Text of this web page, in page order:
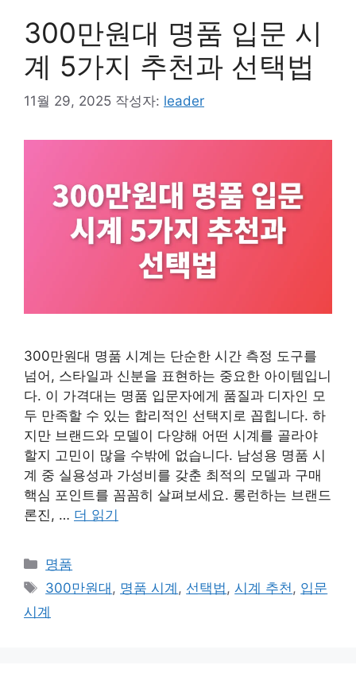
300만원대 명품 입문 시
계 5가지 추천과 선택법
11월 29, 2025 작성자: leader
300만원대 명품 시계는 단순한 시간 측정 도구를
넘어, 스타일과 신분을 표현하는 중요한 아이템입니
다. 이 가격대는 명품 입문자에게 품질과 디자인 모
두 만족할 수 있는 합리적인 선택지로 꼽힙니다. 하
지만 브랜드와 모델이 다양해 어떤 시계를 골라야
할지 고민이 많을 수밖에 없습니다. 남성용 명품 시
계 중 실용성과 가성비를 갖춘 최적의 모델과 구매
핵심 포인트를 꼼꼼히 살펴보세요. 롱런하는 브랜드
론진, … 더 읽기
카
테
리
명품
태
그
300만원대 , 명품 시계 , 선택법 ,시계 추천 , 입문
시계